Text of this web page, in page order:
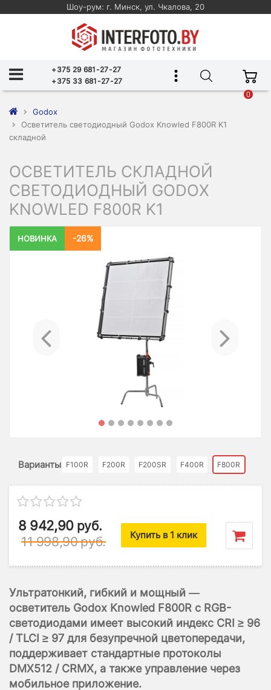
Шоу-рум: г. Минск, ул. Чкалова, 20
+375 29 681-27-27
+375 33 681-27-27
0
Godox
Осветитель светодиодный Godox Knowled F800R K1
складной
ОСВЕТИТЕЛЬ СКЛАДНОЙ
СВЕТОДИОДНЫЙ GODOX
KNOWLED F800R K1
НОВИНКА -26%
Previous
Варианты F100R F200R F200SR F400R F800R
8 942,90 руб.
11 998,90 руб. Купить в 1 клик
Ультратонкий, гибкий и мощный —
осветитель Godox Knowled F800R с RGB-
светодиодами имеет высокий индекс CRI ≥ 96
/ TLCI ≥ 97 для безупречной цветопередачи,
поддерживает стандартные протоколы
DMX512 / CRMX, а также управление через
мобильное приложение.